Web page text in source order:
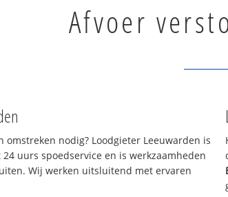
Afvoer
omstreken nodig? Loodgieter Leeuwarden is
uurs spoedservice en is werkzaamheden
Wij werken uitsluitend met ervaren